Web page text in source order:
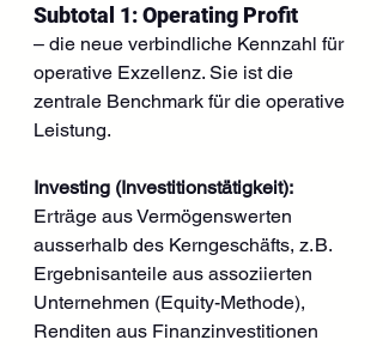
Subtotal 1: Operating Profit
– die neue verbindliche Kennzahl für
operative Exzellenz. Sie ist die
zentrale Benchmark für die operative
Leistung.
Investing (Investitionstätigkeit):
Erträge aus Vermögenswerten
ausserhalb des Kerngeschäfts, z. B.
Ergebnisanteile aus assoziierten
Unternehmen (Equity-Methode),
Renditen aus Finanzinvestitionen